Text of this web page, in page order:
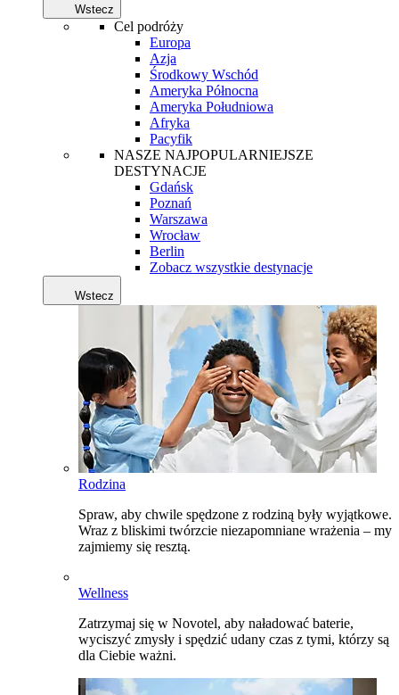
Wstecz
Cel podróży
Europa
Azja
Środkowy Wschód
Ameryka Północna
Ameryka Południowa
Afryka
Pacyfik
NASZE NAJPOPULARNIEJSZE
DESTYNACJE
Gdańsk
Poznań
Warszawa
Wrocław
Berlin
Zobacz wszystkie destynacje
Wstecz
Rodzina
Spraw, aby chwile spędzone z rodziną były wyjątkowe.
Wraz z bliskimi twórzcie niezapomniane wrażenia – my
zajmiemy się resztą.
Wellness
Zatrzymaj się w Novotel, aby naładować baterie,
wyciszyć zmysły i spędzić udany czas z tymi, którzy są
dla Ciebie ważni.